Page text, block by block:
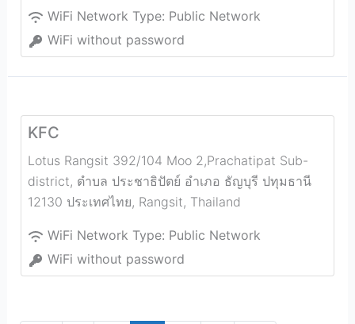
WiFi Network Type: Public Network
WiFi without password
KFC
Lotus Rangsit 392/104 Moo 2,Prachatipat Sub-
district, ตำบล ประชาธิปัตย์ อำเภอ ธัญบุรี ปทุมธานี
12130 ประเทศไทย, Rangsit, Thailand
WiFi Network Type: Public Network
WiFi without password